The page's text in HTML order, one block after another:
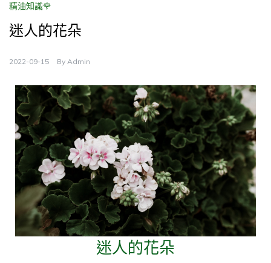
精油知識🌹
迷人的花朵
2022-09-15 By Admin
迷人的花朵